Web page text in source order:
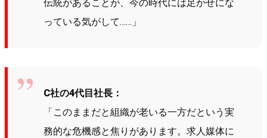
伝統があることが、今の時代には足かせにな
っている気がして……」
C社の4代目社長：
「このままだと組織が老いる一方だという実
務的な危機感と焦りがあります。求人媒体に